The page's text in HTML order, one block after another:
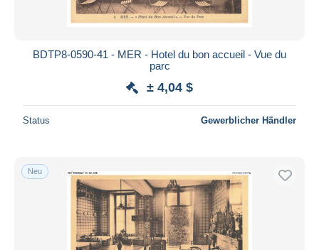
BDTP8-0590-41 - MER - Hotel du bon accueil - Vue du
parc
± 4,04 $
Status Gewerblicher Händler
Neu